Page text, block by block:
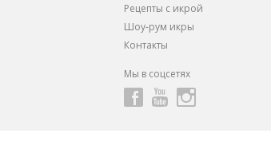
Рецепты с икрой
Шоу-рум икры
Контакты
Мы в соцсетях